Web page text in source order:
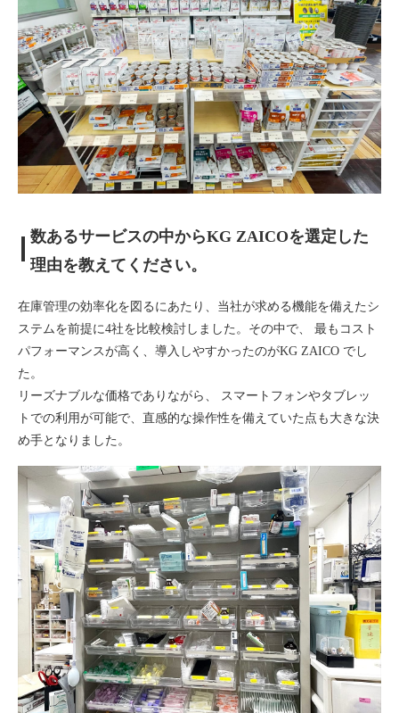
数あるサービスの中からKG ZAICOを選定した
理由を教えてください。
在庫管理の効率化を図るにあたり、当社が求める機能を備えたシ
ステムを前提に4社を比較検討しました。その中で、 最もコスト
パフォーマンスが高く、導入しやすかったのがKG ZAICO でし
た。
リーズナブルな価格でありながら、 スマートフォンやタブレッ
トでの利用が可能で、直感的な操作性を備えていた点も大きな決
め手となりました。